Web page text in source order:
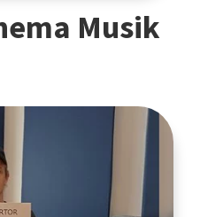
Musik